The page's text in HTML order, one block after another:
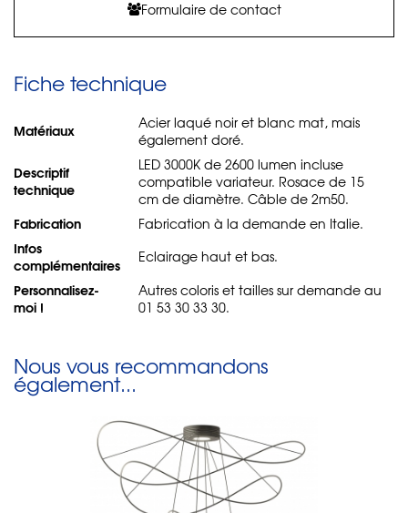
Formulaire de contact
Fiche technique
Matériaux
Acier laqué noir et blanc mat, mais
également doré.
Descriptif
technique
LED 3000K de 2600 lumen incluse
compatible variateur. Rosace de 15
cm de diamètre. Câble de 2m50.
Fabrication Fabrication à la demande en Italie.
Infos
complémentaires
Eclairage haut et bas.
Personnalisez-
moi !
Autres coloris et tailles sur demande au
01 53 30 33 30.
Nous vous recommandons
également...